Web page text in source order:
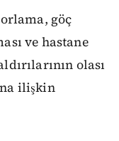
göç
ve hastane
olası
ilişkin